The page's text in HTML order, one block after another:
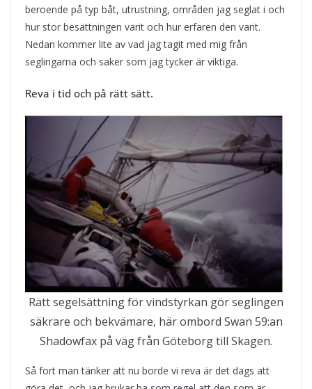
beroende på typ båt, utrustning, områden jag seglat i och
hur stor besättningen varit och hur erfaren den varit.
Nedan kommer lite av vad jag tagit med mig från
seglingarna och saker som jag tycker är viktiga.
Reva i tid och på rätt sätt.
Rätt segelsättning för vindstyrkan gör seglingen
säkrare och bekvämare, här ombord Swan 59:an
Shadowfax på väg från Göteborg till Skagen.
Så fort man tänker att nu borde vi reva är det dags att